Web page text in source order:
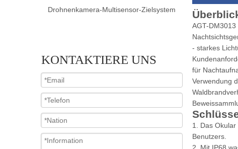
Drohnenkamera-Dual-Sensor-Zielsystem
KONTAKTIERE UNS
AGT-
- starkes
für
Verwendung
1. Das
Benutzers.